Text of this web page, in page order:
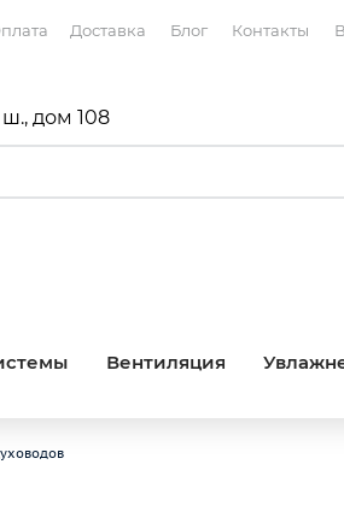
Доставка Блог Контакты
дом 108
Вентиляция